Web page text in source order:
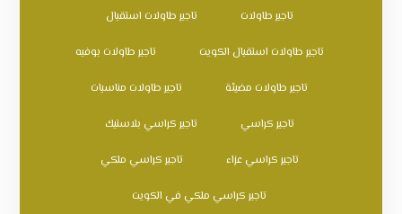
تاجير طاولات تاجير طاولات استقبال
تاجير طاولات استقبال الكويت تاجير طاولات بوفيه
تاجير طاولات مضيئة تاجير طاولات مناسبات
تاجير كراسي تاجير كراسي بلاستيك
تاجير كراسي عزاء تاجير كراسي ملكي
تاجير كراسي ملكي في الكويت